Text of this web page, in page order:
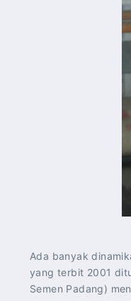
Ada banyak
yang terbit 2001
Semen Padang)